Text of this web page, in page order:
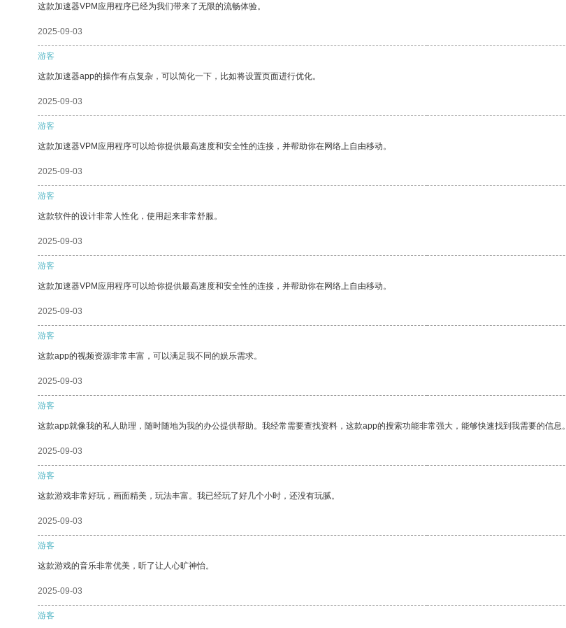
这款加速器VPM应用程序已经为我们带来了无限的流畅体验。
2025-09-03
游客
这款加速器app的操作有点复杂，可以简化一下，比如将设置页面进行优化。
2025-09-03
游客
这款加速器VPM应用程序可以给你提供最高速度和安全性的连接，并帮助你在网络上自由移动。
2025-09-03
游客
这款软件的设计非常人性化，使用起来非常舒服。
2025-09-03
游客
这款加速器VPM应用程序可以给你提供最高速度和安全性的连接，并帮助你在网络上自由移动。
2025-09-03
游客
这款app的视频资源非常丰富，可以满足我不同的娱乐需求。
2025-09-03
游客
这款app就像我的私人助理，随时随地为我的办公提供帮助。我经常需要查找资料，这款app的搜索功能非常强大，能够快速找到我需要的信息。
2025-09-03
游客
这款游戏非常好玩，画面精美，玩法丰富。我已经玩了好几个小时，还没有玩腻。
2025-09-03
游客
这款游戏的音乐非常优美，听了让人心旷神怡。
2025-09-03
游客